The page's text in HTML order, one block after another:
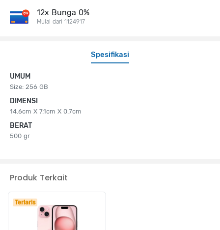
Spesifikasi
UMUM
Size: 256 GB
DIMENSI
14.6cm X 7.1cm X 0.7cm
BERAT
500 gr
12x Bunga 0%
Mulai dari 1124917
Produk Terkait
Terlaris